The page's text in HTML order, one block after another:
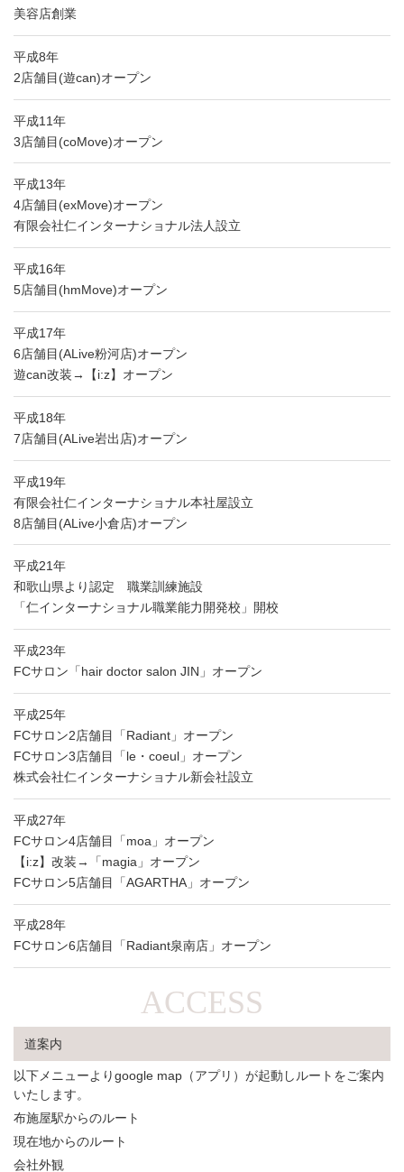
美容店創業
平成8年
2店舗目(遊can)オープン
平成11年
3店舗目(coMove)オープン
平成13年
4店舗目(exMove)オープン
有限会社仁インターナショナル法人設立
平成16年
5店舗目(hmMove)オープン
平成17年
6店舗目(ALive粉河店)オープン
遊can改装→【i:z】オープン
平成18年
7店舗目(ALive岩出店)オープン
平成19年
有限会社仁インターナショナル本社屋設立
8店舗目(ALive小倉店)オープン
平成21年
和歌山県より認定 職業訓練施設
「仁インターナショナル職業能力開発校」開校
平成23年
FCサロン「hair doctor salon JIN」オープン
平成25年
FCサロン2店舗目「Radiant」オープン
FCサロン3店舗目「le・coeul」オープン
株式会社仁インターナショナル新会社設立
平成27年
FCサロン4店舗目「moa」オープン
【i:z】改装→「magia」オープン
FCサロン5店舗目「AGARTHA」オープン
平成28年
FCサロン6店舗目「Radiant泉南店」オープン
ACCESS
道案内
以下メニューよりgoogle map（アプリ）が起動しルートをご案内
いたします。
布施屋駅からのルート
現在地からのルート
会社外観